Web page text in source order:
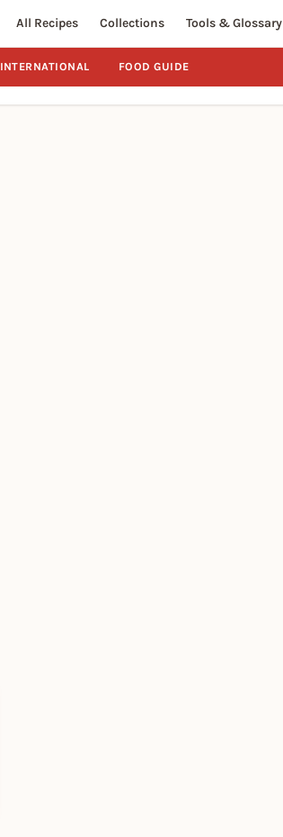
All Recipes Collections Tools & Glossary
INTERNATIONAL FOOD GUIDE